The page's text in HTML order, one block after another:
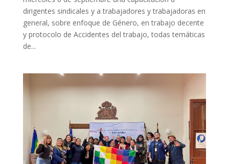
dirigentes sindicales y a trabajadores y trabajadoras en
general, sobre enfoque de Género, en trabajo decente
y protocolo de Accidentes del trabajo, todas temáticas
de...